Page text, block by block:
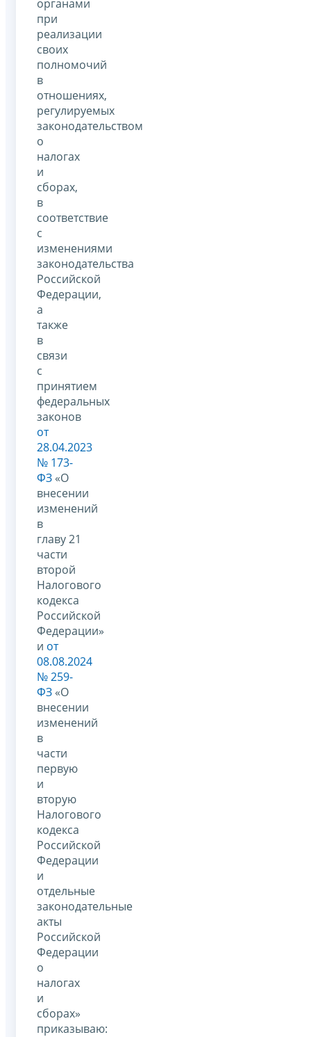
органами
при
реализации
своих
полномочий
в
отношениях,
регулируемых
законодательством
о
налогах
и
сборах,
в
соответствие
с
изменениями
законодательства
Российской
Федерации,
а
также
в
связи
с
принятием
федеральных
законов
от
28.04.2023
№ 173-
ФЗ «О
внесении
изменений
в
главу 21
части
второй
Налогового
кодекса
Российской
Федерации»
и от
08.08.2024
№ 259-
ФЗ «О
внесении
изменений
в
части
первую
и
вторую
Налогового
кодекса
Российской
Федерации
и
отдельные
законодательные
акты
Российской
Федерации
о
налогах
и
сборах»
приказываю: